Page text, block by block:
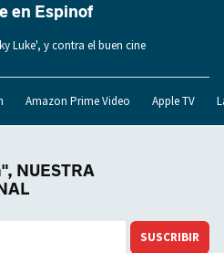
en Espinof
Luke', y contra el buen cine
Amazon Prime Video Apple TV
NUESTRA
SUSCRIBIR